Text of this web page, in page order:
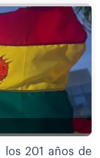
los 201 años de